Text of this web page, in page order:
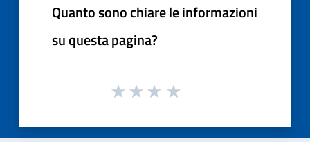
Quanto sono chiare le informazioni
su questa pagina?